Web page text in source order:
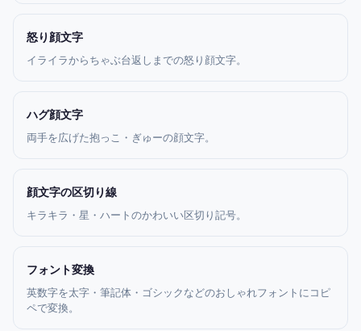
怒り顔文字
イライラからちゃぶ台返しまでの怒り顔文字。
ハグ顔文字
両手を広げた抱っこ・ぎゅーの顔文字。
顔文字の区切り線
キラキラ・星・ハートのかわいい区切り記号。
フォント変換
英数字を太字・筆記体・ゴシックなどのおしゃれフォントにコピ
ペで変換。